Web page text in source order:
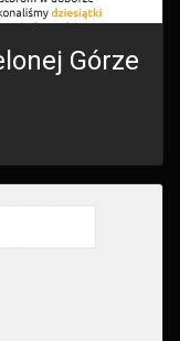
Górze